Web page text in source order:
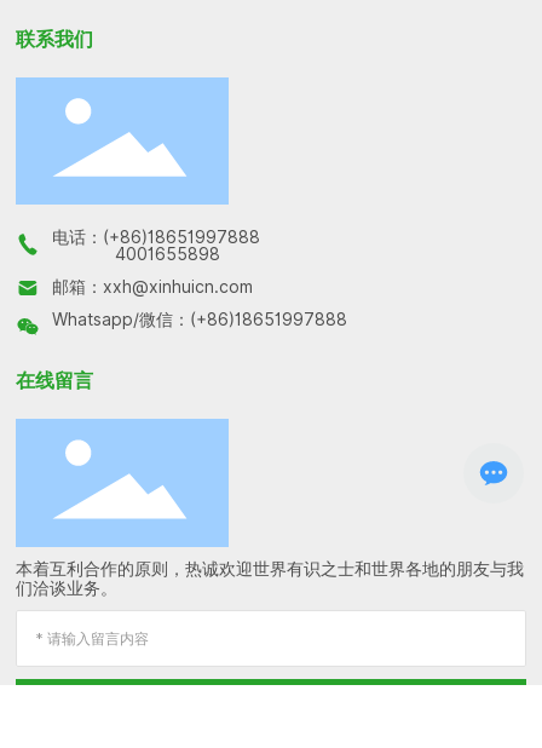
联系我们
电话： (+86)18651997888
4001655898
邮箱： xxh@xinhuicn.com
Whatsapp/微信： (+86)18651997888
在线留言
本着互利合作的原则，热诚欢迎世界有识之士和世界各地的朋友与我
们洽谈业务。